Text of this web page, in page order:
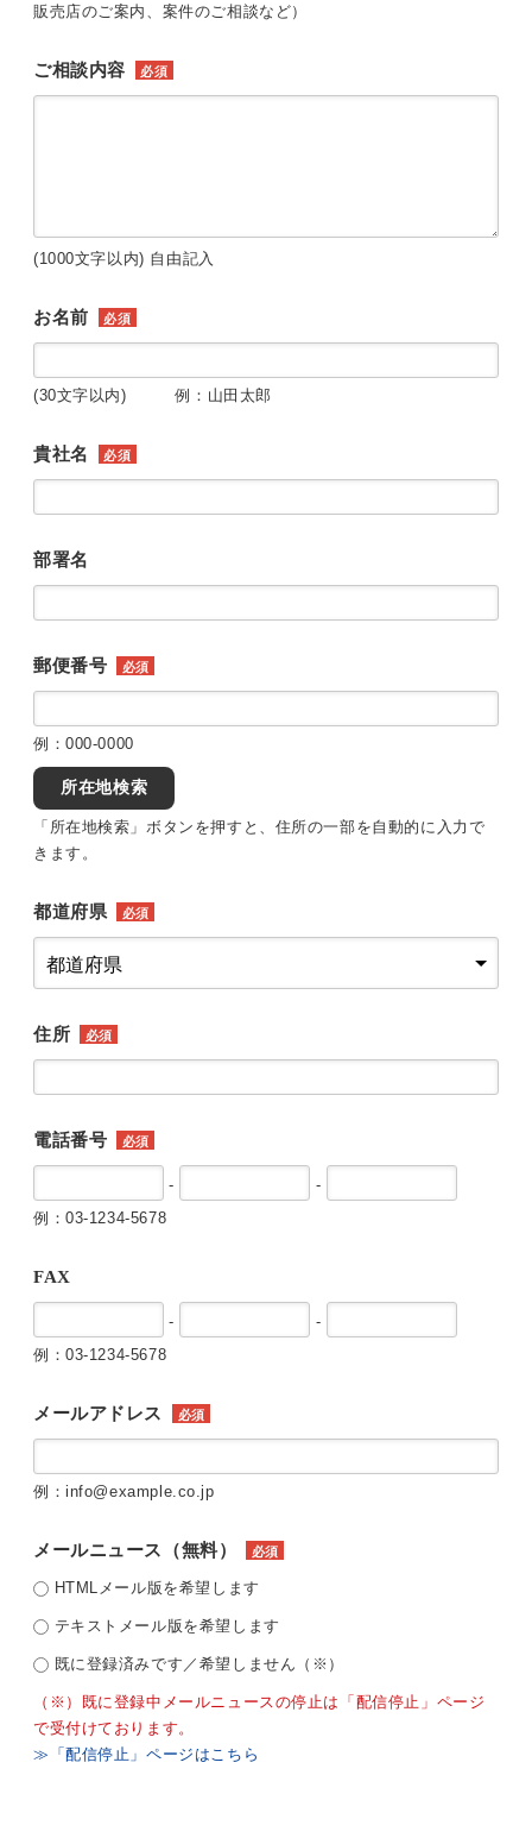
販売店のご案内、案件のご相談など）
ご相談内容 必須
(1000文字以内) 自由記入
お名前 必須
(30文字以内) 例：山田太郎
貴社名 必須
部署名
郵便番号 必須
例：000-0000
所在地検索
「所在地検索」ボタンを押すと、住所の一部を自動的に入力で
きます。
都道府県 必須
住所 必須
電話番号 必須
-
-
例：03-1234-5678
FAX
-
-
例：03-1234-5678
メールアドレス 必須
例：info@example.co.jp
メールニュース（無料） 必須
HTMLメール版を希望します
テキストメール版を希望します
既に登録済みです／希望しません（※）
（※）既に登録中メールニュースの停止は「配信停止」ページ
で受付けております。
≫「配信停止」ページはこちら